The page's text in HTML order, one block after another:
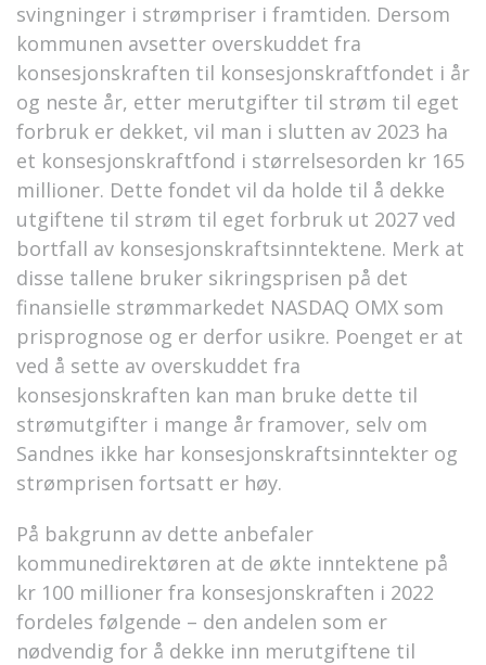
svingninger i strømpriser i framtiden. Dersom
kommunen avsetter overskuddet fra
konsesjonskraften til konsesjonskraftfondet i år
og neste år, etter merutgifter til strøm til eget
forbruk er dekket, vil man i slutten av 2023 ha
et konsesjonskraftfond i størrelsesorden kr 165
millioner. Dette fondet vil da holde til å dekke
utgiftene til strøm til eget forbruk ut 2027 ved
bortfall av konsesjonskraftsinntektene. Merk at
disse tallene bruker sikringsprisen på det
finansielle strømmarkedet NASDAQ OMX som
prisprognose og er derfor usikre. Poenget er at
ved å sette av overskuddet fra
konsesjonskraften kan man bruke dette til
strømutgifter i mange år framover, selv om
Sandnes ikke har konsesjonskraftsinntekter og
strømprisen fortsatt er høy.
På bakgrunn av dette anbefaler
kommunedirektøren at de økte inntektene på
kr 100 millioner fra konsesjonskraften i 2022
fordeles følgende – den andelen som er
nødvendig for å dekke inn merutgiftene til